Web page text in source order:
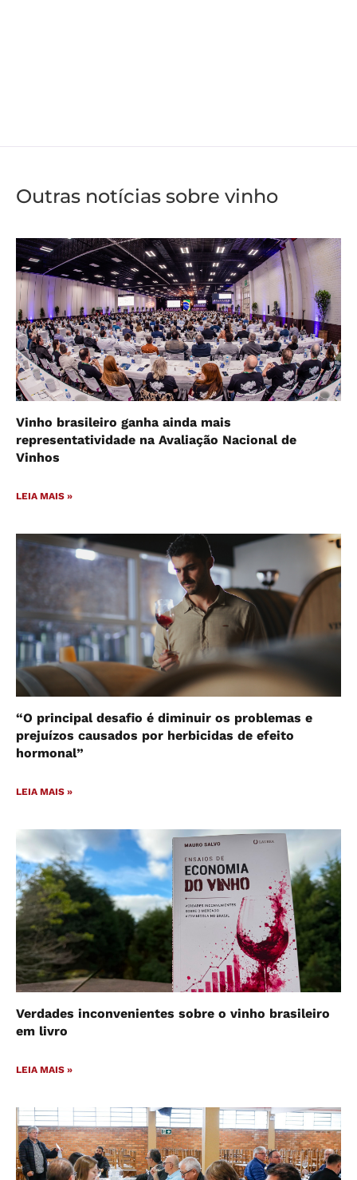
Outras notícias sobre vinho
Vinho brasileiro ganha ainda mais
representatividade na Avaliação Nacional de
Vinhos
LEIA MAIS »
“O principal desafio é diminuir os problemas e
prejuízos causados por herbicidas de efeito
hormonal”
LEIA MAIS »
Verdades inconvenientes sobre o vinho brasileiro
em livro
LEIA MAIS »